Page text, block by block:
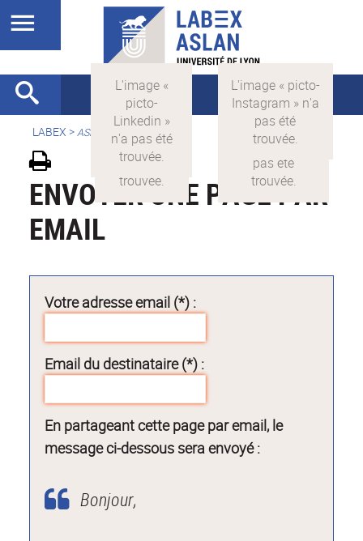
LABEX >ASLAN
ENVOYER UNE PAGE PAR
EMAIL
Votre adresse email (*) :
Email du destinataire (*) :
En partageant cette page par email, le
message ci-dessous sera envoyé :
Bonjour,